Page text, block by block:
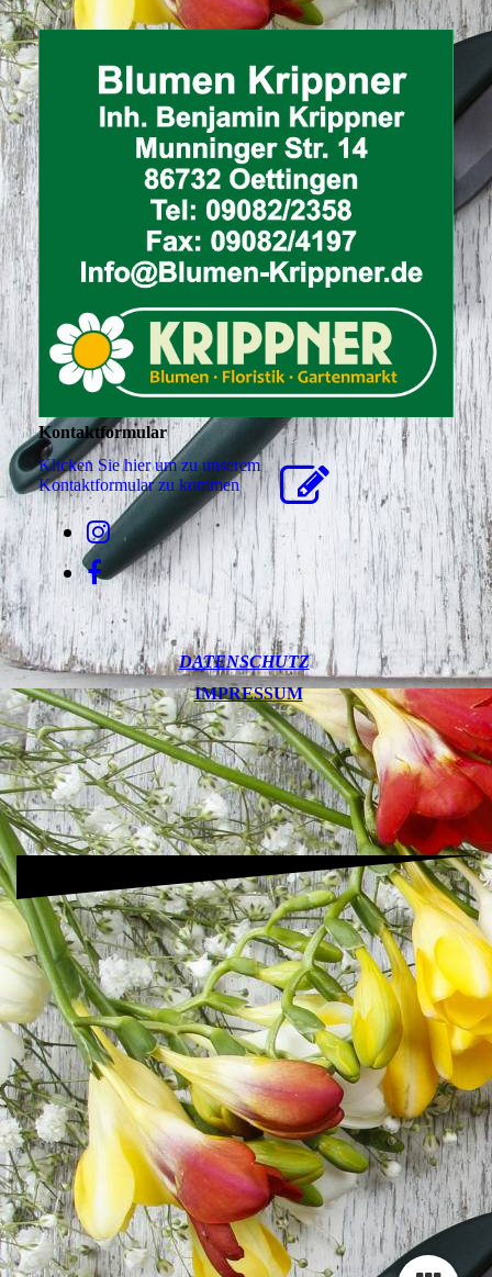
Kontaktformular
Klicken Sie hier um zu unserem
Kon­takt­for­mu­lar zu kommen
DATENSCHUTZ
IMPRESSUM